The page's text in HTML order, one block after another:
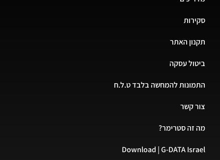
סקירות
תקנון האתר
ביטול עסקה
התמונות להמחשה בלבד ט.ל.ח
צור קשר
מה זה סטרימר?
Download | G-DATA Israel